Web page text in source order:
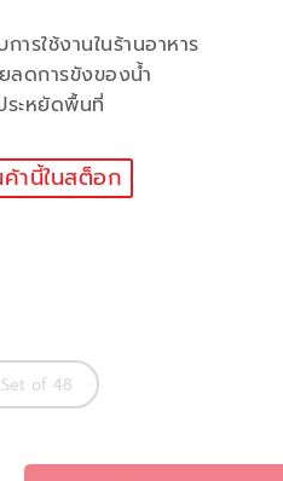
ารใช้งานในร้านอาหาร
ลดการขังของน้ำ
ระหยัดพื้นที่
านี้ในสต็อก
Set of 48